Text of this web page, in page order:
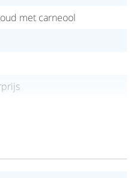
met carneool